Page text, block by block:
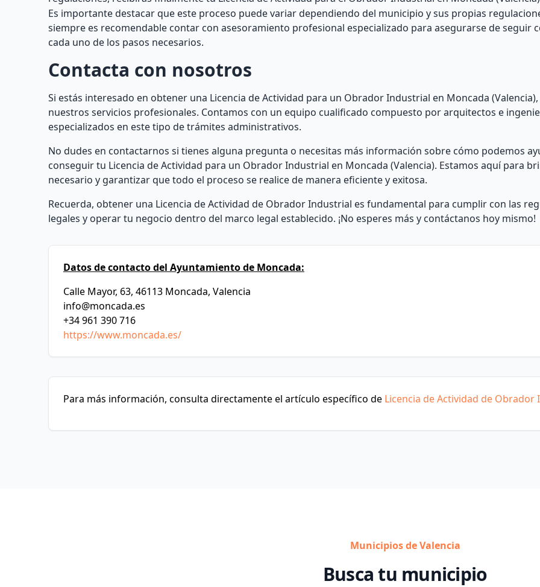
Es importante destacar que este proceso puede variar dependiendo del municipio y sus propias
siempre es recomendable contar con asesoramiento profesional especializado para asegurarse de seguir
cada uno de los pasos necesarios.
Contacta con nosotros
Si estás interesado en obtener una Licencia de Actividad para un Obrador Industrial en Moncada
nuestros servicios profesionales. Contamos con un equipo cualificado compuesto por arquitectos e
especializados en este tipo de trámites administrativos.
No dudes en contactarnos si tienes alguna pregunta o necesitas más información sobre cómo podemos
conseguir tu Licencia de Actividad para un Obrador Industrial en Moncada (Valencia). Estamos aquí para
necesario y garantizar que todo el proceso se realice de manera eficiente y exitosa.
Recuerda, obtener una Licencia de Actividad de Obrador Industrial es fundamental para cumplir con las
legales y operar tu negocio dentro del marco legal establecido. ¡No esperes más y contáctanos hoy mismo!
Datos de contacto del Ayuntamiento de Moncada:
Calle Mayor, 63, 46113 Moncada, Valencia
info@moncada.es
+34 961 390 716
https://www.moncada.es/
Para más información, consulta directamente el artículo específico de Licencia de Actividad de Obrador
Municipios de Valencia
Busca tu municipio